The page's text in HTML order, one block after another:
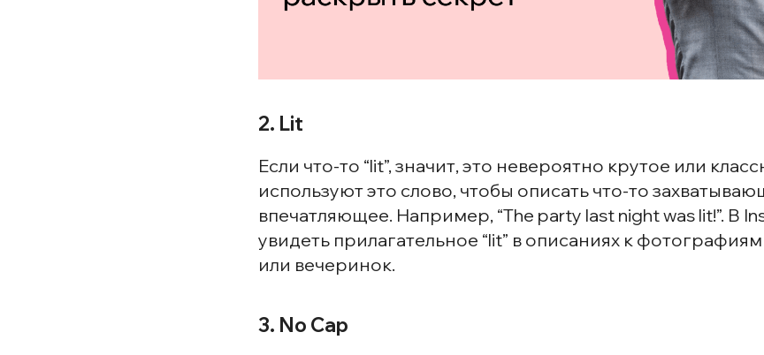
2. Lit
Если что-то “lit”, значит, это невероятно крутое или
используют это слово, чтобы описать что-то
впечатляющее. Например, “The party last night was lit!”. В
увидеть прилагательное “lit” в описаниях к
или вечеринок.
3. No Cap